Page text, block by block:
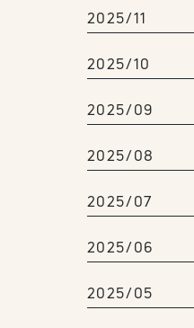
2025/11
2025/10
2025/09
2025/08
2025/07
2025/06
2025/05